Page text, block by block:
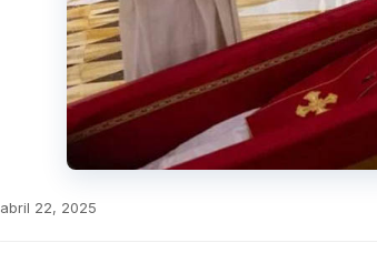
abril 22, 2025